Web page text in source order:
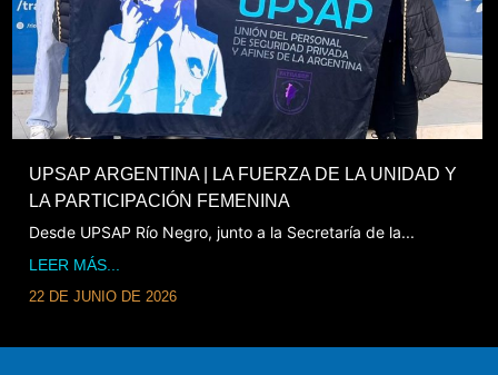
UPSAP ARGENTINA | LA FUERZA DE LA UNIDAD Y
LA PARTICIPACIÓN FEMENINA
Desde UPSAP Río Negro, junto a la Secretaría de la...
LEER MÁS...
22 DE JUNIO DE 2026